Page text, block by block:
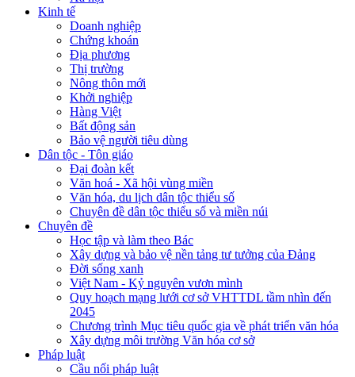
Kinh tế
Doanh nghiệp
Chứng khoán
Địa phương
Thị trường
Nông thôn mới
Khởi nghiệp
Hàng Việt
Bất động sản
Bảo vệ người tiêu dùng
Dân tộc - Tôn giáo
Đại đoàn kết
Văn hoá - Xã hội vùng miền
Văn hóa, du lịch dân tộc thiểu số
Chuyên đề dân tộc thiểu số và miền núi
Chuyên đề
Học tập và làm theo Bác
Xây dựng và bảo vệ nền tảng tư tưởng của Đảng
Đời sống xanh
Việt Nam - Kỷ nguyên vươn mình
Quy hoạch mạng lưới cơ sở VHTTDL tầm nhìn đến
2045
Chương trình Mục tiêu quốc gia về phát triển văn hóa
Xây dựng môi trường Văn hóa cơ sở
Pháp luật
Cầu nối pháp luật